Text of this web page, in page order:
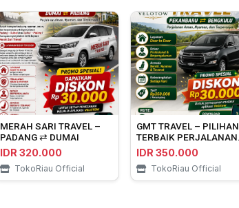
MERAH SARI TRAVEL –
PADANG ⇄ DUMAI
IDR 320.000
TokoRiau Official
GMT TRAVEL – PILIHAN
TERBAIK PERJALANAN
PEKANBARU ⇄
BENGKULU
IDR 350.000
TokoRiau Official